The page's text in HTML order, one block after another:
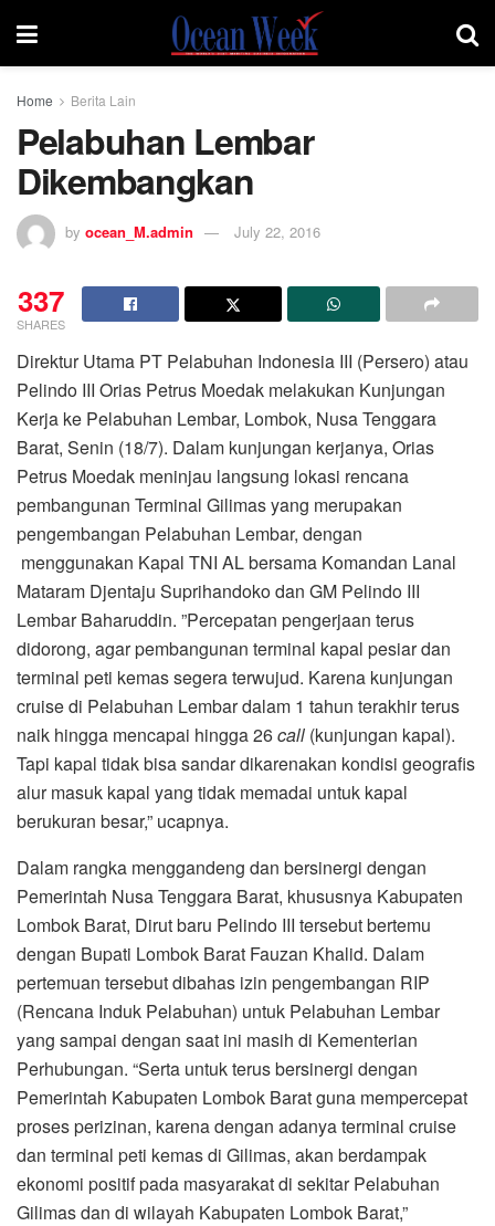
Home Berita Lain
Pelabuhan Lembar
Dikembangkan
by ocean_M.admin July 22, 2016
337
SHARES
Direktur Utama PT Pelabuhan Indonesia III (Persero) atau
Pelindo III Orias Petrus Moedak melakukan Kunjungan
Kerja ke Pelabuhan Lembar, Lombok, Nusa Tenggara
Barat, Senin (18/7). Dalam kunjungan kerjanya, Orias
Petrus Moedak meninjau langsung lokasi rencana
pembangunan Terminal Gilimas yang merupakan
pengembangan Pelabuhan Lembar, dengan
menggunakan Kapal TNI AL bersama Komandan Lanal
Mataram Djentaju Suprihandoko dan GM Pelindo III
Lembar Baharuddin. ”Percepatan pengerjaan terus
didorong, agar pembangunan terminal kapal pesiar dan
terminal peti kemas segera terwujud. Karena kunjungan
cruise di Pelabuhan Lembar dalam 1 tahun terakhir terus
naik hingga mencapai hingga 26call (kunjungan kapal).
Tapi kapal tidak bisa sandar dikarenakan kondisi geografis
alur masuk kapal yang tidak memadai untuk kapal
berukuran besar,” ucapnya.
Dalam rangka menggandeng dan bersinergi dengan
Pemerintah Nusa Tenggara Barat, khususnya Kabupaten
Lombok Barat, Dirut baru Pelindo III tersebut bertemu
dengan Bupati Lombok Barat Fauzan Khalid. Dalam
pertemuan tersebut dibahas izin pengembangan RIP
(Rencana Induk Pelabuhan) untuk Pelabuhan Lembar
yang sampai dengan saat ini masih di Kementerian
Perhubungan. “Serta untuk terus bersinergi dengan
Pemerintah Kabupaten Lombok Barat guna mempercepat
proses perizinan, karena dengan adanya terminal cruise
dan terminal peti kemas di Gilimas, akan berdampak
ekonomi positif pada masyarakat di sekitar Pelabuhan
Gilimas dan di wilayah Kabupaten Lombok Barat,”